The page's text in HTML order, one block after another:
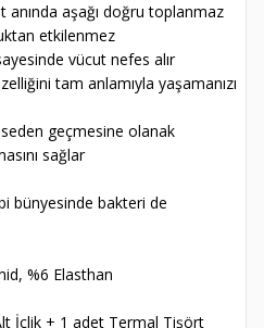
anında aşağı doğru toplanmaz
etkilenmez
vücut nefes alır
tam anlamıyla yaşamanızı
geçmesine olanak
sağlar
bünyesinde bakteri de
%6 Elasthan
İçlik + 1 adet Termal Tişört